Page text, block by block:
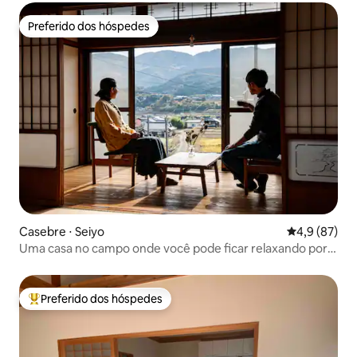
Preferido dos hóspedes
Preferido dos hóspedes
Casebre ⋅ Seiyo 4,9 de uma
4,9 (87)
Uma casa no campo onde você pode ficar relaxando por
Entre os melhores preferidos dos hóspedes
Preferido dos hóspedes